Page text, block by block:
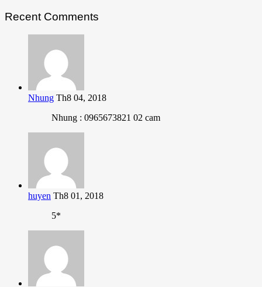
Recent Comments
Nhung Th8 04, 2018
Nhung : 0965673821 02 cam
huyen Th8 01, 2018
5*